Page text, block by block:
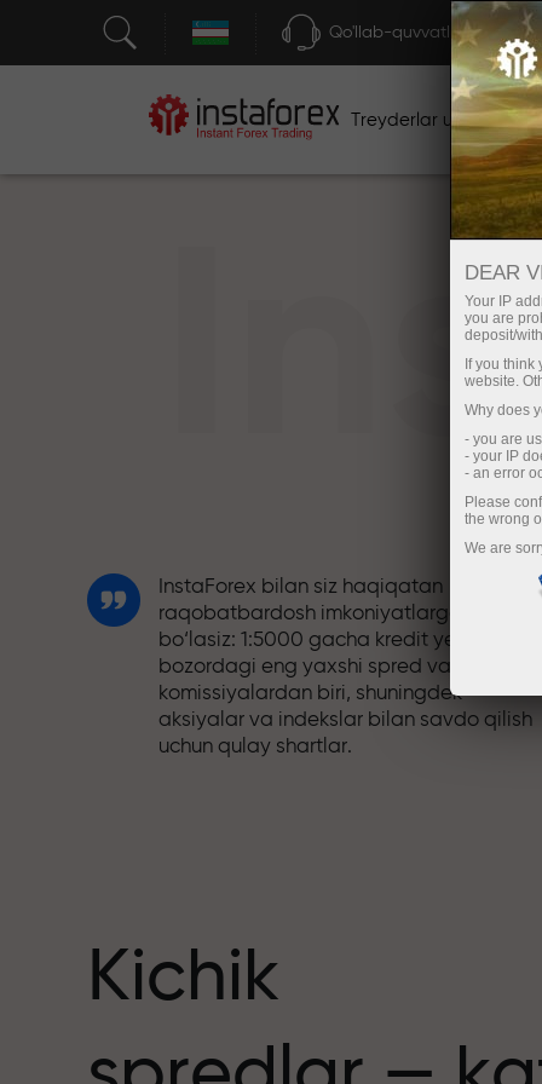
Qo'llab-quvvatlash
Treyderlar uchun
InstaForex bilan siz haqiqatan
raqobatbardosh imkoniyatlarga ega
bo‘lasiz: 1:5000 gacha kredit yelkasi,
bozordagi eng yaxshi spred va
komissiyalardan biri, shuningdek
aksiyalar va indekslar bilan savdo qilish
uchun qulay shartlar.
qadriyatlarni baham ko‘radi. Aleš Loprais
savdo olamiga intilish va intizom
Kichik
DEAR
Your IP
you are
deposit/
If you
website.
Why does
- you are
- your IP
- an error
Please
the wrong
We are